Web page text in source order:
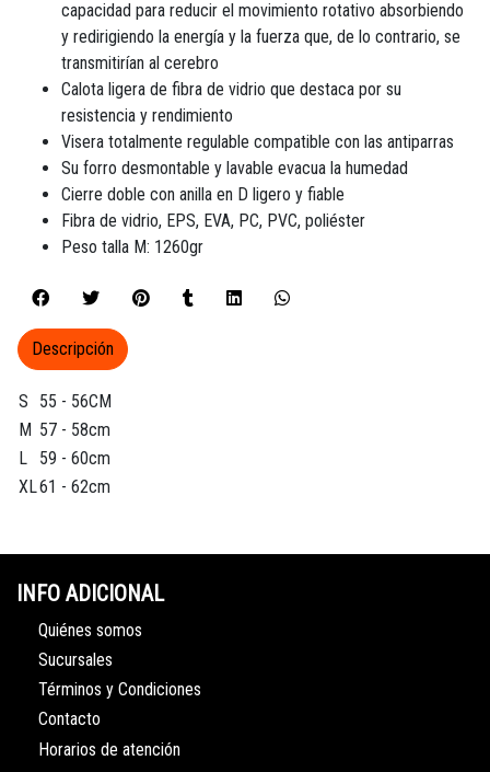
capacidad para reducir el movimiento rotativo absorbiendo
y redirigiendo la energía y la fuerza que, de lo contrario, se
transmitirían al cerebro
Calota ligera de fibra de vidrio que destaca por su
resistencia y rendimiento
Visera totalmente regulable compatible con las antiparras
Su forro desmontable y lavable evacua la humedad
Cierre doble con anilla en D ligero y fiable
Fibra de vidrio, EPS, EVA, PC, PVC, poliéster
Peso talla M: 1260gr
S
55 - 56CM
M 57 - 58cm
L
59 - 60cm
XL61 - 62cm
Descripción
INFO ADICIONAL
Quiénes somos
Sucursales
Términos y Condiciones
Contacto
Horarios de atención